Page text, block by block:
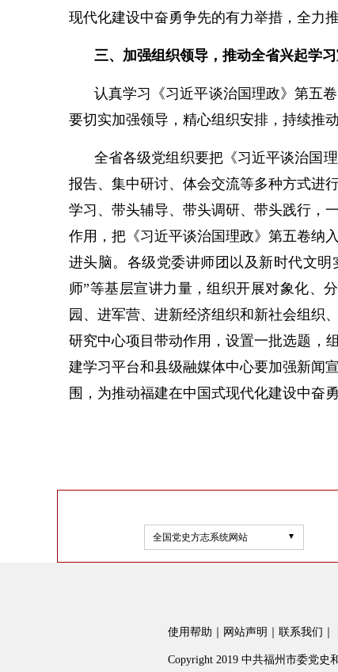
现代化建设中奋勇争先的有力举措，全力
三、加强组织领导，推动全省兴起学
认真学习《习近平谈治国理政》第五
要切实加强领导，精心组织安排，持续推
全省各级党组织要把《习近平谈治国
报告、集中研讨、体会交流等多种方式进
学习、带头辅导、带头调研、带头践行，
作用，把《习近平谈治国理政》第五卷纳
进头脑。各级党委讲师团以及新时代文
师”等基层宣讲力量，组织开展对象化、
园、进军营、进新经济组织和新社会组织
研究中心项目带动作用，设置一批选题，
建学习平台和县级融媒体中心要加强新闻
围，为推动福建在中国式现代化建设中奋
全国党史方志系统网站
使用帮助 网站声明 联系我们
Copyright 2019 中共福州市委党史